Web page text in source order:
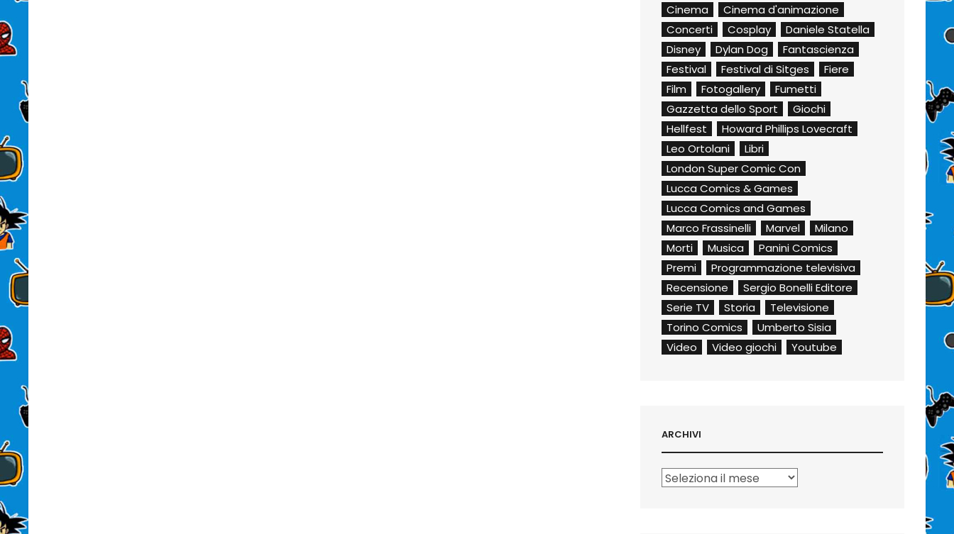
Cinema
Cinema d'animazione
Concerti
Cosplay
Daniele Statella
Disney
Dylan Dog
Fantascienza
Festival
Festival di Sitges
Fiere
Film
Fotogallery
Fumetti
Gazzetta dello Sport
Giochi
Hellfest
Howard Phillips Lovecraft
Leo Ortolani
Libri
London Super Comic Con
Lucca Comics & Games
Lucca Comics and Games
Marco Frassinelli
Marvel
Milano
Morti
Musica
Panini Comics
Premi
Programmazione televisiva
Recensione
Sergio Bonelli Editore
Serie TV
Storia
Televisione
Torino Comics
Umberto Sisia
Video
Video giochi Youtube
ARCHIVI
Archivi